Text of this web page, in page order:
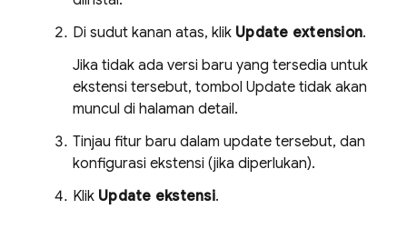
Di sudut kanan atas, klik Update extension.
Jika tidak ada versi baru yang tersedia untuk
ekstensi tersebut, tombol Update tidak akan
muncul di halaman detail.
Tinjau fitur baru dalam update tersebut, dan
konfigurasi ekstensi (jika diperlukan).
Klik Update ekstensi.